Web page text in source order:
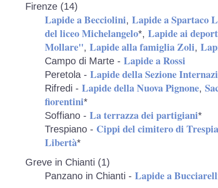
Firenze (14)
Lapide a Becciolini, Lapide a Spartaco
del liceo Michelangelo*, Lapide ai
Mollare", Lapide alla famiglia Zoli,
Campo di Marte - Lapide a Rossi
Peretola - Lapide della Sezione
Rifredi - Lapide della Nuova Pignone,
fiorentini*
Soffiano - La terrazza dei partigiani*
Trespiano - Cippi del cimitero di
Libertà*
Greve in Chianti (1)
Panzano in Chianti - Lapide a